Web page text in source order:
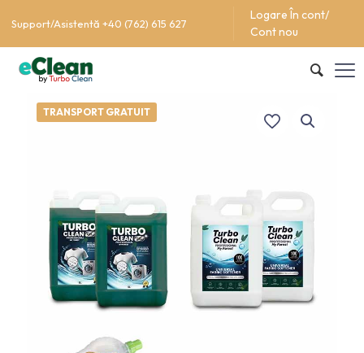
Support/Asistentă +40 (762) 615 627
Logare În cont/
Cont nou
TRANSPORT GRATUIT